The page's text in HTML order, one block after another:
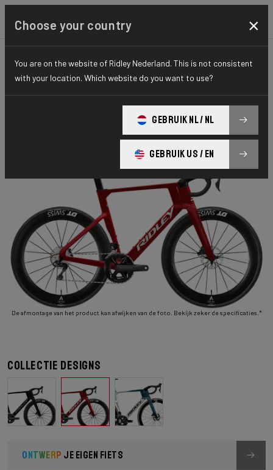
ROAD AERO-TO-AERO ELITE SERIES
Noah Fast 3.0
Noah FAST 7E8 Ultegra Di2 NF301Bs(M)
De afmontage van het product kan afwijken van de foto. Bekijk zeker de specificaties.*
Collectie designs
ONTWERP JE EIGEN FIETS
Choose your country ×
You are on the website of Ridley Nederland. This is not consistent
with your location. Which website do you want to use?
GEBRUIK NL / NL
GEBRUIK US / EN